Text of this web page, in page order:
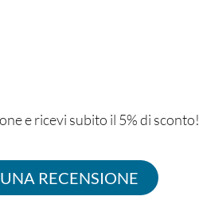
e ricevi subito il 5% di sconto!
RECENSIONE